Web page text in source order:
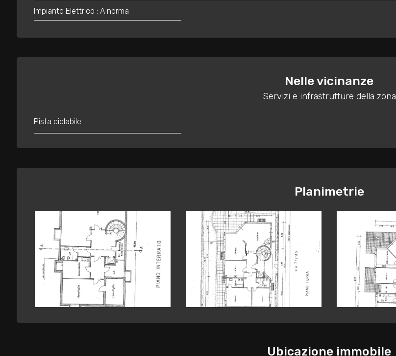
Impianto Elettrico : A norma
Nelle vicinanze
Servizi e infrastrutture della zona
Pista ciclabile
Planimetrie
Ubicazione immobile
Bagni
Qualsiasi